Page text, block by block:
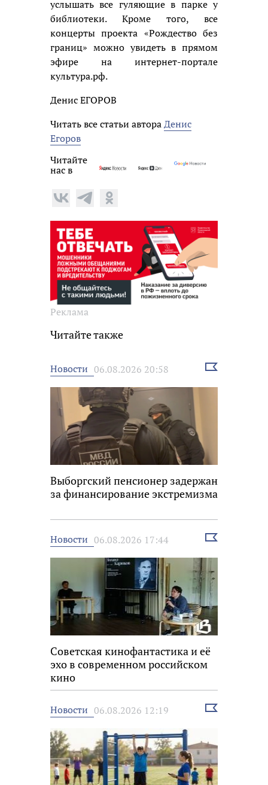
услышать все гуляющие в парке у
библиотеки. Кроме того, все
концерты проекта «Рождество без
границ» можно увидеть в прямом
эфире на интернет-портале
культура.рф.
Денис ЕГОРОВ
Читать все статьи автораДенис
Егоров
Читайте
нас в
Реклама
Читайте также
Новости 06.08.2026 20:58
Выбрать
Выборгский пенсионер задержан
за финансирование экстремизма
Новости 06.08.2026 17:44
Выбрать
Советская кинофантастика и её
эхо в современном российском
кино
Новости 06.08.2026 12:19
Выбрать